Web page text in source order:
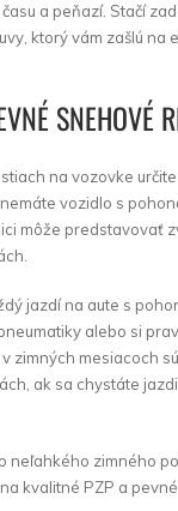
a peňazí. Stačí
ktorý vám zašlú na
SNEHOVÉ
na vozovke
vozidlo s
môže predstavovať
jazdí na aute s
alebo si
zimných mesiacoch
ak sa chystáte
neľahkého zimného
kvalitné PZP a